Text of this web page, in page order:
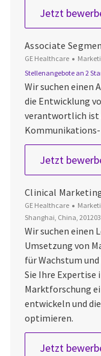
Jetzt
Associate
GE Healthcare
Stellenangebote an 2
Wir suchen einen
die Entwicklung
verantwortlich ist
Jetzt
Clinical
GE Healthcare
Shanghai, China, 201203
Wir suchen einen
Umsetzung von
für Wachstum
Sie Ihre
Marktforschung
entwickeln und
optimieren.
Jetzt